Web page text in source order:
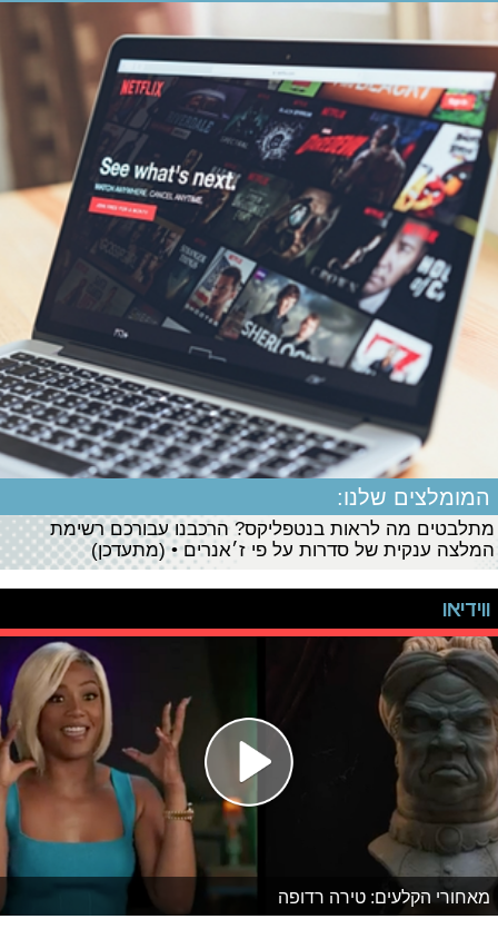
המומלצים שלנו:
מתלבטים מה לראות בנטפליקס? הרכבנו עבורכם רשימת
המלצה ענקית של סדרות על פי ז׳אנרים • (מתעדכן)
ווידיאו
מאחורי הקלעים: טירה רדופה